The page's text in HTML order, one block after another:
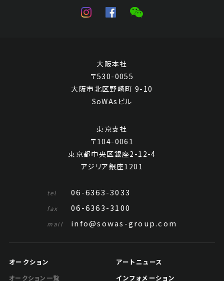
大阪本社
〒530-0055
大阪市北区野崎町 9-10
SoWAsビル
東京支社
〒104-0061
東京都中央区銀座2-12-4
アジリア銀座1201
tel 06-6363-3033
fax 06-6363-3100
mail info@sowas-group.com
オークション
オークション一覧
アートニュース
インフォメーション